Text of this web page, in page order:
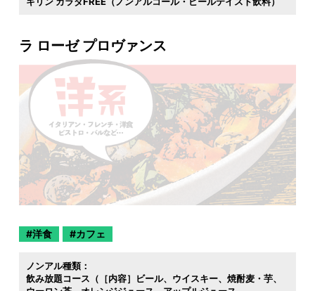
ラ ローゼ プロヴァンス
洋食 カフェ
ノンアル種類：
飲み放題コース（［内容］ビール
ウイスキー
焼酎麦・芋